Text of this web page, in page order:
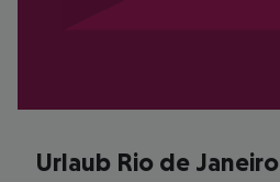
Urlaub Rio de Janeiro